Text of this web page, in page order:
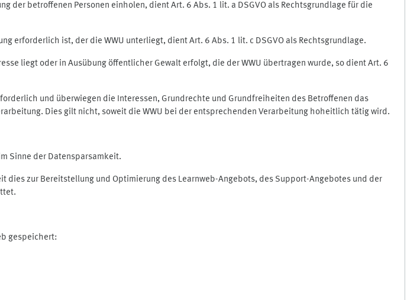
der betroffenen Personen einholen, dient Art. 6 Abs. 1 lit. a DSGVO als Rechtsgrundlage für die
erforderlich ist, der die WWU unterliegt, dient Art. 6 Abs. 1 lit. c DSGVO als Rechtsgrundlage.
liegt oder in Ausübung öffentlicher Gewalt erfolgt, die der WWU übertragen wurde, so dient Art. 6
und überwiegen die Interessen, Grundrechte und Grundfreiheiten des Betroffenen das
Dies gilt nicht, soweit die WWU bei der entsprechenden Verarbeitung hoheitlich tätig wird.
Sinne der Datensparsamkeit.
zur Bereitstellung und Optimierung des Learnweb-Angebots, des Support-Angebotes und der
gespeichert: